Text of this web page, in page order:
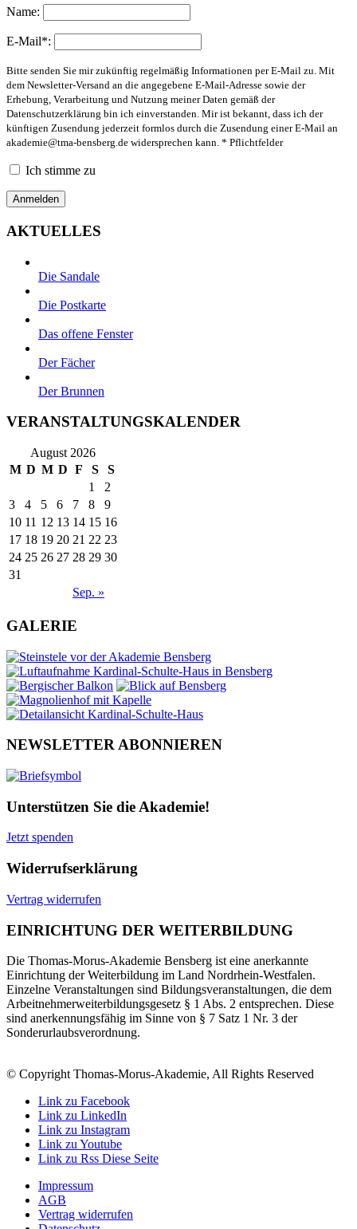
Name:
E-Mail*:
Bitte senden Sie mir zukünftig regelmäßig Informationen per E-Mail zu. Mit
dem Newsletter-Versand an die angegebene E-Mail-Adresse sowie der
Erhebung, Verarbeitung und Nutzung meiner Daten gemäß der
Datenschutzerklärung bin ich einverstanden. Mir ist bekannt, dass ich der
künftigen Zusendung jederzeit formlos durch die Zusendung einer E-Mail an
akademie@tma-bensberg.de widersprechen kann. * Pflichtfelder
Ich stimme zu
AKTUELLES
Die Sandale
Die Postkarte
Das offene Fenster
Der Fächer
Der Brunnen
VERANSTALTUNGSKALENDER
August 2026
M D M D F S S
Sep. »
1
2
3
4 5 6 7 8
9
10 11 12 13 14 15 16
17 18 19 20 21 22 23
24 25 26 27 28 29 30
31
GALERIE
NEWSLETTER ABONNIEREN
Unterstützen Sie die Akademie!
Jetzt spenden
Widerrufserklärung
Vertrag widerrufen
EINRICHTUNG DER WEITERBILDUNG
Die Thomas-Morus-Akademie Bensberg ist eine anerkannte
Einrichtung der Weiterbildung im Land Nordrhein-Westfalen.
Einzelne Veranstaltungen sind Bildungsveranstaltungen, die dem
Arbeitnehmerweiterbildungsgesetz § 1 Abs. 2 entsprechen. Diese
sind anerkennungsfähig im Sinne von § 7 Satz 1 Nr. 3 der
Sonderurlaubsverordnung.
© Copyright Thomas-Morus-Akademie, All Rights Reserved
Link zu Facebook
Link zu LinkedIn
Link zu Instagram
Link zu Youtube
Link zu Rss Diese Seite
Impressum
AGB
Vertrag widerrufen